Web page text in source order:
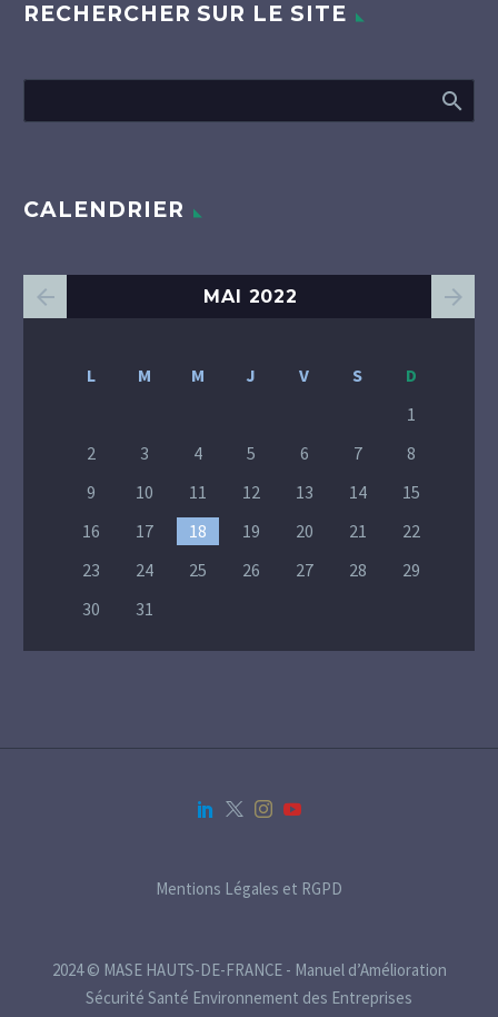
RECHERCHER SUR LE SITE
CALENDRIER
MAI 2022
L M M J V S
D
1
2
3 4 5 6 7
8
9
10 11 12 13 14
15
16
17 18 19 20 21
22
23
24 25 26 27 28
29
30
31
Mentions Légales et RGPD
2024 © MASE HAUTS-DE-FRANCE - Manuel d’Amélioration
Sécurité Santé Environnement des Entreprises